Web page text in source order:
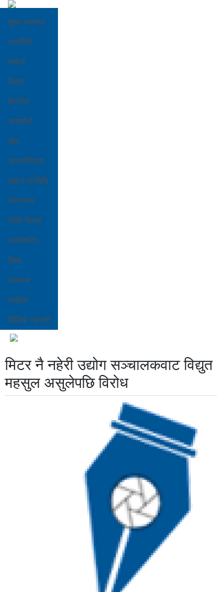
मुख्य समाचार
राजनीती
समाज
विचार
बिजनेस
अन्तर्वार्ता
खेल
अन्तरास्ट्रिय
सूचना-प्रबिधि
मनोरन्जन
फोटो फिचर
सम्पादकीय
शिक्षा
स्वास्थ्य
साहित्य
भिडियो ग्यालरी
मिटर नै नहेरी उद्योग सञ्चालकवाट विद्युत
महसुल असुलेपछि विरोध